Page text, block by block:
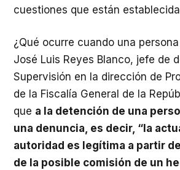
cuestiones que están
¿Qué ocurre cuando una
José Luis Reyes Blanco, jefe de
Supervisión en la dirección de
de la Fiscalía General de la
que a la detención de una
una denuncia, es decir, “la
autoridad es legítima a partir
de la posible comisión de un